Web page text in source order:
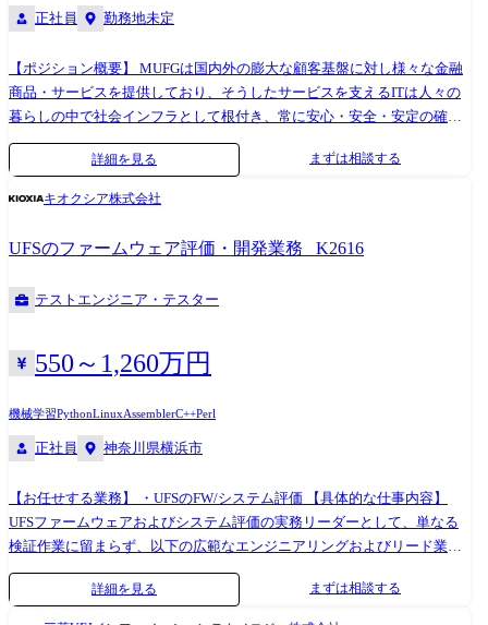
正社員 勤務地未定
【ポジション概要】 MUFGは国内外の膨大な顧客基盤に対し様々な金融
商品・サービスを提供しており、そうしたサービスを支えるITは人々の
暮らしの中で社会インフラとして根付き、常に安心・安全・安定の確保
が求められています。 数ある銀行システムの中でも最重要となる勘定系
システムをメインフレーム上で稼働させており、そのシステム稼働の安
発をしているため、システム実装レベルでのスキルを発揮し開発をリー
ドしていただきます。 ・ハードウェア、z/OS及び関連ソフトの企画・開
発・保守・管理 ・ホストミドルウェア/業務共通機能パッケージ・ソフト
システム等)接続システムに関する企画・開発・保守・管理 ・オンライン
連携基盤システムに関する企画・開発・保守・管理 ・ホスト運用システ
適性に応じてご担当頂きます。 【配属想定部署】 インフラサービス部、
配下) 【配属想定部署の人員構成】 当社社員およびベンダー各社から常
駐いただいているエンジニア等を合わせて30名以上の組織です。 【おも
な関係者】 ベンダー各社・外部団体に加え、社内各部署、三菱UFJ銀行
をはじめとするグループ企業等と広く関わります。 トップ・マネジメン
トから個々のチームメンバーまで幅広く関わっていただく機会がありま
詳細を見る まずは相談する
キオクシア株式会社
UFSのファームウェア評価・開発業務 _K2616
テストエンジニア・テスター
550～1,260万円
機械学習PythonLinuxAssemblerC++Perl
正社員 神奈川県横浜市
【お任せする業務】 ・UFSのFW/システム評価 【具体的な仕事内容】
UFSファームウェアおよびシステム評価の実務リーダーとして、単なる
検証作業に留まらず、以下の広範なエンジニアリングおよびリード業務
を担っていただきます。 1.製品仕様の共同定義と評価戦略の立案: FW開
発チームとの緊密な協業を通じ、仕様検討段階から品質の作り込みを推
進。評価の観点から仕様の妥当性を精査し、最適なテストシナリオを策
詳細を見る まずは相談する